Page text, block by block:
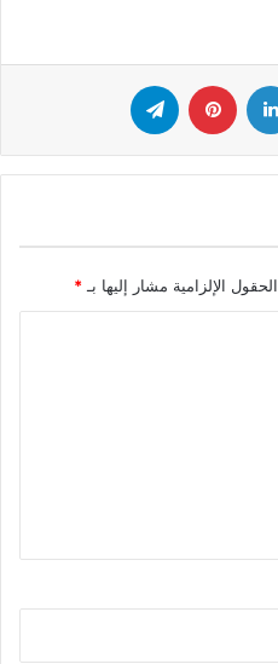
لينكدإن بينتيريست
الحقول الإلزامية مشار إليها بـ *